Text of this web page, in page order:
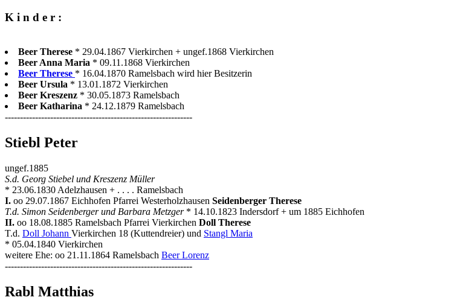
K i n d e r :
Beer Therese * 29.04.1867 Vierkirchen + ungef.1868 Vierkirchen
Beer Anna Maria * 09.11.1868 Vierkirchen
Beer Therese * 16.04.1870 Ramelsbach wird hier Besitzerin
Beer Ursula * 13.01.1872 Vierkirchen
Beer Kreszenz * 30.05.1873 Ramelsbach
Beer Katharina * 24.12.1879 Ramelsbach
--------------------------------------------------------------
Stiebl Peter
ungef.1885
S.d. Georg Stiebel und Kreszenz Müller
* 23.06.1830 Adelzhausen + . . . . Ramelsbach
I. oo 29.07.1867 Eichhofen Pfarrei Westerholzhausen Seidenberger Therese
T.d. Simon Seidenberger und Barbara Metzger * 14.10.1823 Indersdorf + um 1885 Eichhofen
II. oo 18.08.1885 Ramelsbach Pfarrei Vierkirchen Doll Therese
T.d. Doll Johann Vierkirchen 18 (Kuttendreier) und Stangl Maria
* 05.04.1840 Vierkirchen
weitere Ehe: oo 21.11.1864 Ramelsbach Beer Lorenz
--------------------------------------------------------------
Rabl Matthias